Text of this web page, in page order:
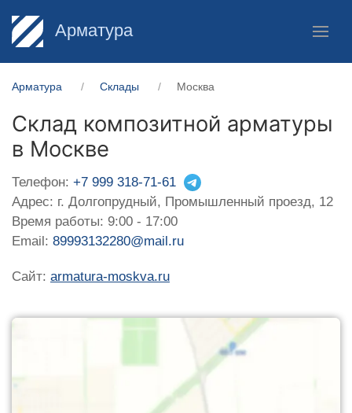
Арматура
Арматура Склады Москва
Склад композитной арматуры
в Москве
Телефон: +7 999 318-71-61
Адрес: г. Долгопрудный, Промышленный проезд, 12
Время работы: 9:00 - 17:00
Email: 89993132280@mail.ru
Сайт: armatura-moskva.ru